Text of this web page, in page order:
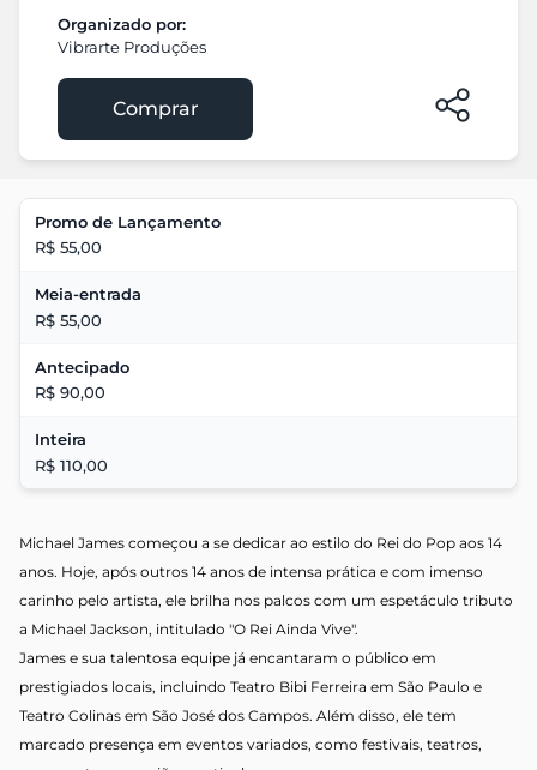
Organizado por:
Vibrarte Produções
Comprar
Promo de Lançamento
R$ 55,00
Meia-entrada
R$ 55,00
Antecipado
R$ 90,00
Inteira
R$ 110,00
Michael James começou a se dedicar ao estilo do Rei do Pop aos 14
anos. Hoje, após outros 14 anos de intensa prática e com imenso
carinho pelo artista, ele brilha nos palcos com um espetáculo tributo
a Michael Jackson, intitulado "O Rei Ainda Vive".
James e sua talentosa equipe já encantaram o público em
prestigiados locais, incluindo Teatro Bibi Ferreira em São Paulo e
Teatro Colinas em São José dos Campos. Além disso, ele tem
marcado presença em eventos variados, como festivais, teatros,